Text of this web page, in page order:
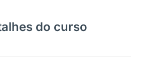
do curso